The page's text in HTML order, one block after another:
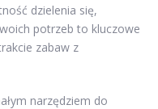
dzielenia się,
potrzeb to kluczowe
zabaw z
narzędziem do